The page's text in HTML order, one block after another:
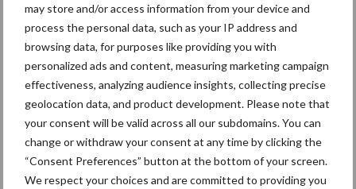
may store and/or access information from your device and
process the personal data, such as your IP address and
browsing data, for purposes like providing you with
personalized ads and content, measuring marketing campaign
effectiveness, analyzing audience insights, collecting precise
geolocation data, and product development. Please note that
your consent will be valid across all our subdomains. You can
change or withdraw your consent at any time by clicking the
“Consent Preferences” button at the bottom of your screen.
We respect your choices and are committed to providing you
De speenhuid: een vaak
onderschatte risicofactor
voor mastitis
ForFarmers ziet volume en
marktaandeel groeien in
krimpende Nederlandse
markt